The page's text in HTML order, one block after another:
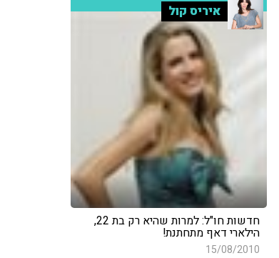
איריס קול
חדשות חו"ל: למרות שהיא רק בת 22,
הילארי דאף מתחתנת!
15/08/2010